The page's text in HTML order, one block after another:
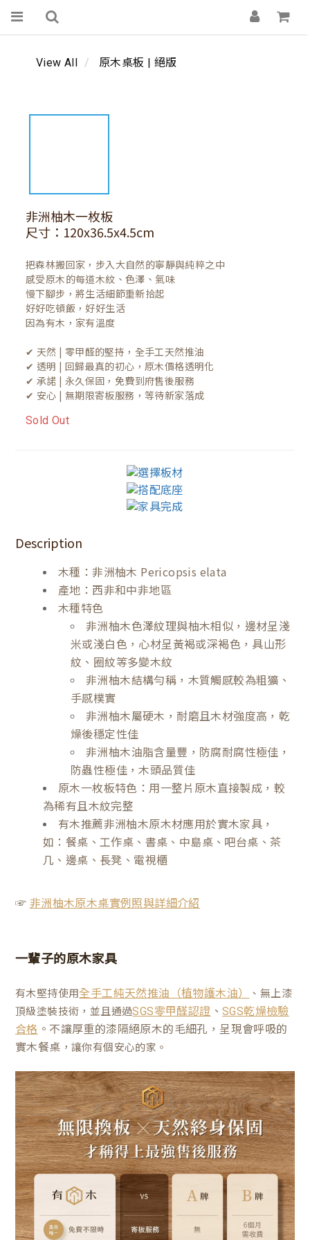
View All 原木桌板 | 絕版
非洲柚木一枚板
尺寸：120x36.5x4.5cm
把森林搬回家，步入大自然的寧靜與純粹之中
感受原木的每道木紋、色澤、氣味
慢下腳步，將生活細節重新拾起
好好吃頓飯，好好生活
因為有木，家有溫度
✔ 天然 | 零甲醛的堅持，全手工天然推油
✔ 透明 | 回歸最真的初心，原木價格透明化
✔ 承諾 | 永久保固，免費到府售後服務
✔ 安心 | 無期限寄板服務，等待新家落成
Sold Out
Description
木種：非洲柚木 Pericopsis elata
產地：西非和中非地區
木種特色
非洲柚木色澤紋理與柚木相似，邊材呈淺
米或淺白色，心材呈黃褐或深褐色，具山形
紋、圈紋等多變木紋
非洲柚木結構勻稱，木質觸感較為粗獷、
手感樸實
非洲柚木屬硬木，耐磨且木材強度高，乾
燥後穩定性佳
非洲柚木油脂含量豐，防腐耐腐性極佳，
防蟲性極佳，木頭品質佳
原木一枚板特色：用一整片原木直接製成，較
為稀有且木紋完整
有木推薦非洲柚木原木材應用於實木家具，
如：餐桌、工作桌、書桌、中島桌、吧台桌、茶
几、邊桌、長凳、電視櫃
☞ 非洲柚木原木桌實例照與詳細介紹
一輩子的原木家具
有木堅持使用全手工純天然推油（植物護木油）
、無上漆
頂級塗裝技術，並且通過SGS零甲醛認證 、SGS乾燥檢驗
合格 。不讓厚重的漆隔絕原木的毛細孔，呈現會呼吸的
實木餐桌 ，讓你有個安心的家。